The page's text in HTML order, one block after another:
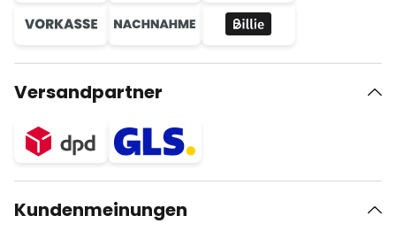
Versandpartner
Kundenmeinungen